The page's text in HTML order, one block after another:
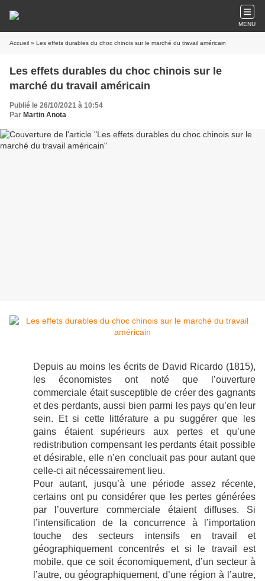
MENU
Accueil » Les effets durables du choc chinois sur le marché du travail américain
Les effets durables du choc chinois sur le
marché du travail américain
Publié le 26/10/2021 à 10:54
Par Martin Anota
Depuis au moins les écrits de David Ricardo (1815),
les économistes ont noté que l’ouverture
commerciale était susceptible de créer des gagnants
et des perdants, aussi bien parmi les pays qu’en leur
sein. Et si cette littérature a pu suggérer que les
gains étaient supérieurs aux pertes et qu’une
redistribution compensant les perdants était possible
et désirable, elle n’en concluait pas pour autant que
celle-ci ait nécessairement lieu.
Pour autant, jusqu’à une période assez récente,
certains ont pu considérer que les pertes générées
par l’ouverture commerciale étaient diffuses. Si
l’intensification de la concurrence à l’importation
touche des secteurs intensifs en travail et
géographiquement concentrés et si le travail est
mobile, que ce soit économiquement, d’un secteur à
l’autre, ou géographiquement, d’une région à l’autre,